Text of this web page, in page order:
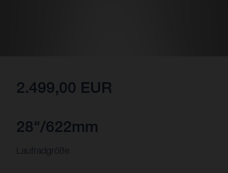
2.499,00 EUR
28"/622mm
Laufradgröße